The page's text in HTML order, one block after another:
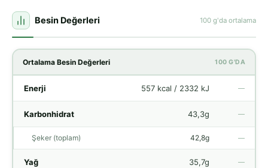
Besin Değerleri 100 g'da ortalama
Ortalama Besin Değerleri 100 G'DA
Enerji 557 kcal / 2332 kJ —
Karbonhidrat 43,3g —
Şeker (toplam) 42,8g —
Yağ 35,7g —